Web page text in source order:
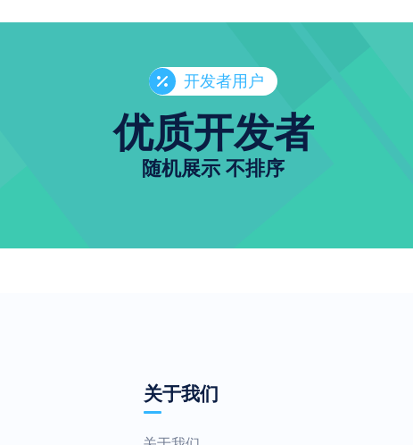
开发者用户
优质开发者
随机展示 不排序
关于我们